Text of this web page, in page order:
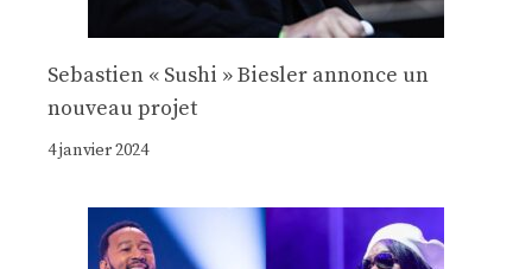
Sebastien « Sushi » Biesler annonce un
nouveau projet
4 janvier 2024